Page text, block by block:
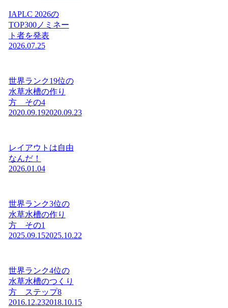
IAPLC 2026の
TOP300ノミネー
ト者を発表
2026.07.25
世界ランク19位の
水草水槽の作り
方 その4
2020.09.192020.09.23
レイアウトは自由
なんだ！
2026.01.04
世界ランク3位の
水草水槽の作り
方 その1
2025.09.152025.10.22
世界ランク4位の
水草水槽のつくり
方 ステップ8
2016.12.232018.10.15